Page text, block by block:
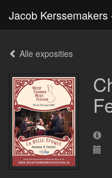
Alle exposities